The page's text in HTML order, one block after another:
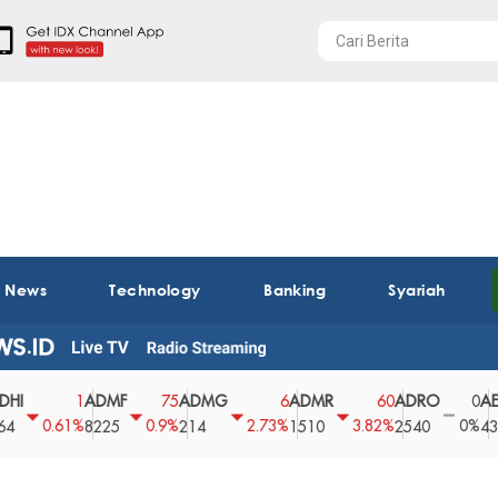
Technology Banking Syariah
1
8225
75
0.9%
ADMG
214
6
2.73%
1510
60
3.82%
ADRO
2540
0
0%
AEGS
43